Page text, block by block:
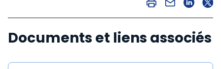
Documents et liens associés